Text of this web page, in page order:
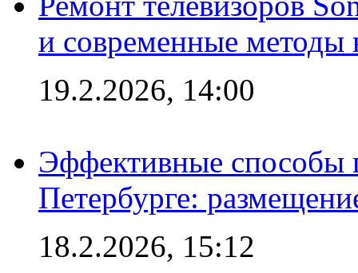
и современные методы
19.2.2026, 14:00
Эффективные способы
Петербурге:
18.2.2026, 15:12